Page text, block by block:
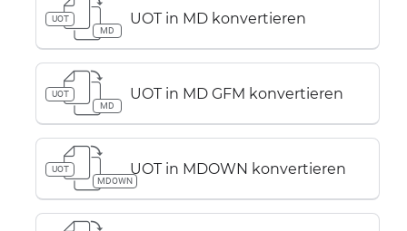
UOT
MD
UOT in MD konvertieren
UOT
MD
UOT in MD GFM konvertieren
UOT
MDOWN
UOT in MDOWN konvertieren